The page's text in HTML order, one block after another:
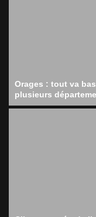
Orages : tout va
plusieurs